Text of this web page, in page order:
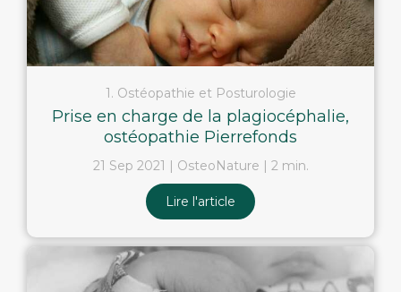
1. Ostéopathie et Posturologie
Prise en charge de la plagiocéphalie,
ostéopathie Pierrefonds
21 Sep 2021 OsteoNature 2 min.
Lire l'article